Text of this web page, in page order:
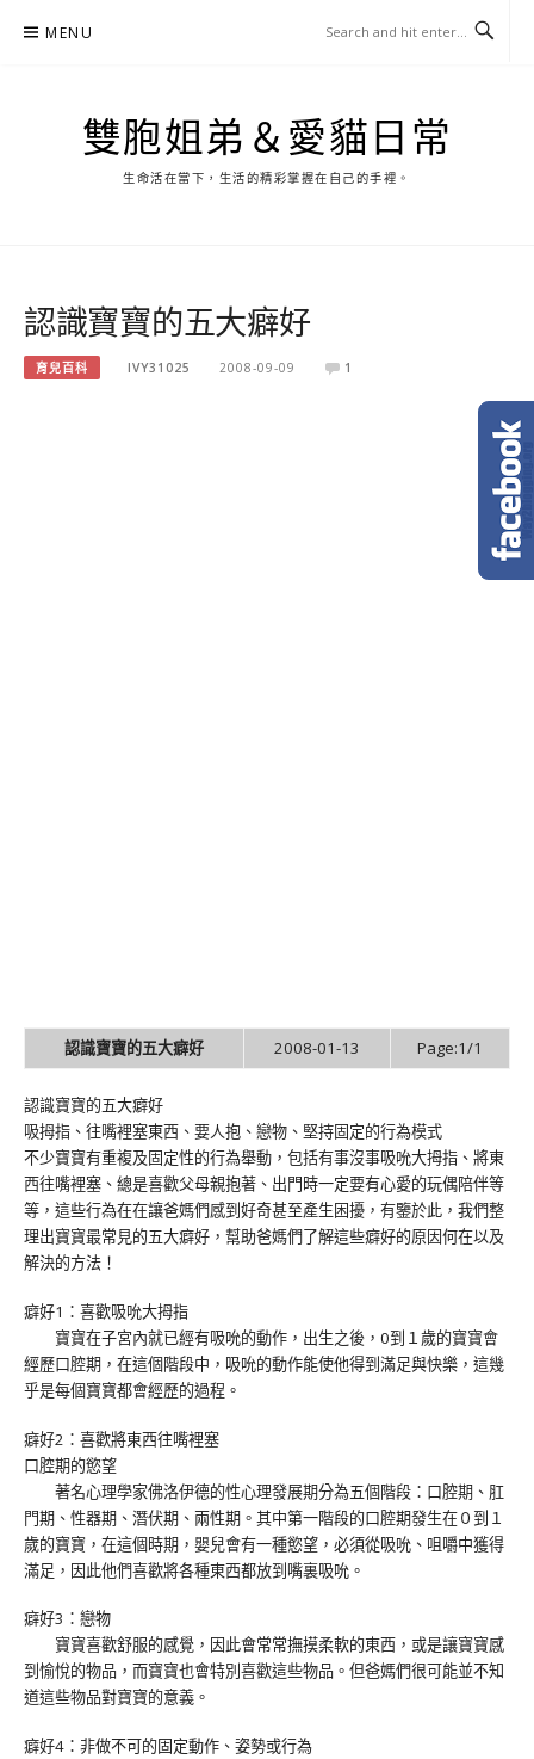
MENU
雙胞姐弟＆愛貓日常
生命活在當下，生活的精彩掌握在自己的手裡。
認識寶寶的五大癖好
育兒百科 IVY31025 2008-09-09 1
認識寶寶的五大癖好 2008-01-13 Page:1/1
認識寶寶的五大癖好
吸拇指、往嘴裡塞東西、要人抱、戀物、堅持固定的行為模式
不少寶寶有重複及固定性的行為舉動，包括有事沒事吸吮大拇指、將東
西往嘴裡塞、總是喜歡父母親抱著、出門時一定要有心愛的玩偶陪伴等
等，這些行為在在讓爸媽們感到好奇甚至產生困擾，有鑒於此，我們整
理出寶寶最常見的五大癖好，幫助爸媽們了解這些癖好的原因何在以及
解決的方法！
癖好1：喜歡吸吮大拇指
寶寶在子宮內就已經有吸吮的動作，出生之後，0到１歲的寶寶會
經歷口腔期，在這個階段中，吸吮的動作能使他得到滿足與快樂，這幾
乎是每個寶寶都會經歷的過程。
癖好2：喜歡將東西往嘴裡塞
口腔期的慾望
著名心理學家佛洛伊德的性心理發展期分為五個階段：口腔期、肛
門期、性器期、潛伏期、兩性期。其中第一階段的口腔期發生在０到１
歲的寶寶，在這個時期，嬰兒會有一種慾望，必須從吸吮、咀嚼中獲得
滿足，因此他們喜歡將各種東西都放到嘴裏吸吮。
癖好3：戀物
寶寶喜歡舒服的感覺，因此會常常撫摸柔軟的東西，或是讓寶寶感
到愉悅的物品，而寶寶也會特別喜歡這些物品。但爸媽們很可能並不知
道這些物品對寶寶的意義。
癖好4：非做不可的固定動作、姿勢或行為